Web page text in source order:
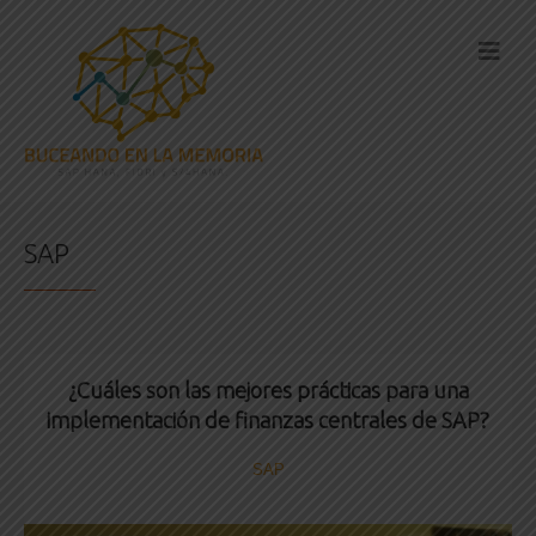
SAP
¿Cuáles son las mejores prácticas para una
implementación de finanzas centrales de SAP?
SAP